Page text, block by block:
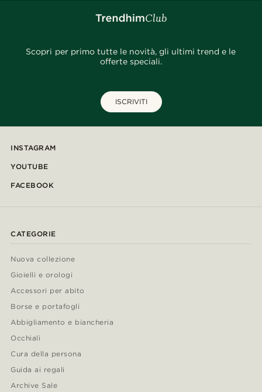
Scopri per primo tutte le novità, gli ultimi trend e le
offerte speciali.
ISCRIVITI
INSTAGRAM
YOUTUBE
FACEBOOK
CATEGORIE
Nuova collezione
Gioielli e orologi
Accessori per abito
Borse e portafogli
Abbigliamento e biancheria
Occhiali
Cura della persona
Guida ai regali
Archive Sale